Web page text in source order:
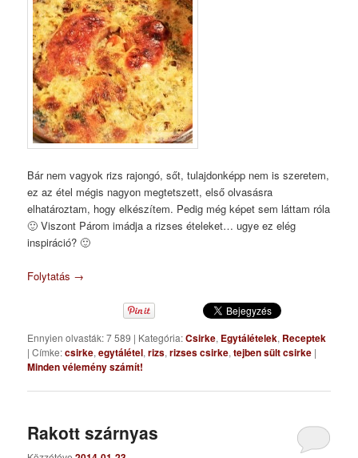
Bár nem vagyok rizs rajongó, sőt, tulajdonképp nem is szeretem,
ez az étel mégis nagyon megtetszett, első olvasásra
elhatároztam, hogy elkészítem. Pedig még képet sem láttam róla
🙂 Viszont Párom imádja a rizses ételeket… ugye ez elég
inspiráció? 🙂
Folytatás →
Ennyien olvasták: 7 589 | Kategória:Csirke, Egytálételek, Receptek
|Címke:csirke,egytálétel,rizs,rizses csirke,tejben sült csirke |
Minden vélemény számít!
Rakott szárnyas